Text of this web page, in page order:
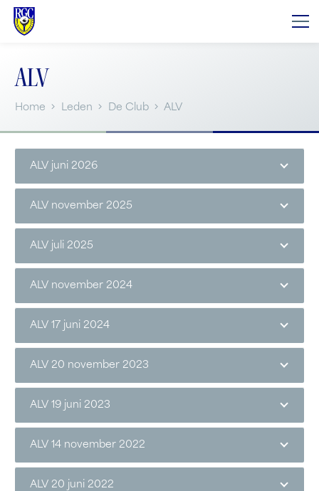
ALV
Home Leden De Club ALV
ALV juni 2026
ALV november 2025
ALV juli 2025
ALV november 2024
ALV 17 juni 2024
ALV 20 november 2023
ALV 19 juni 2023
ALV 14 november 2022
ALV 20 juni 2022